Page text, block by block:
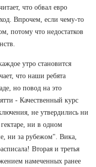
что обвал евро
Впрочем, если чему-то
потому что недостатков
утро становится
что наши ребята
но повод на это
- Качественный курс
не утвердились ни
ни в одном
ни за рубежом". Вика,
Вторая и третья
намеченных ранее